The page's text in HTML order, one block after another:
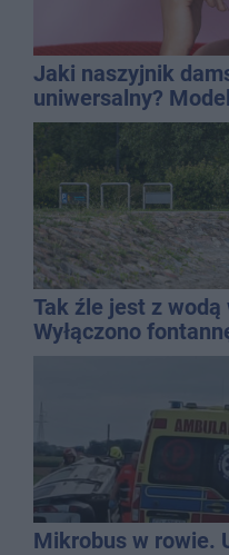
Jaki naszyjnik
uniwersalny?
wielu stylizacji
Tak źle jest z wodą
Wyłączono
Mikrobus w rowie.